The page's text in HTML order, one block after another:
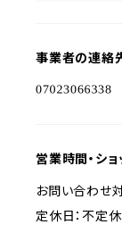
事業者の連絡
営業時間・シ
お問い合わせ
定休日：不定休